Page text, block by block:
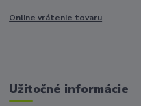
Online vrátenie tovaru
Užitočné informácie